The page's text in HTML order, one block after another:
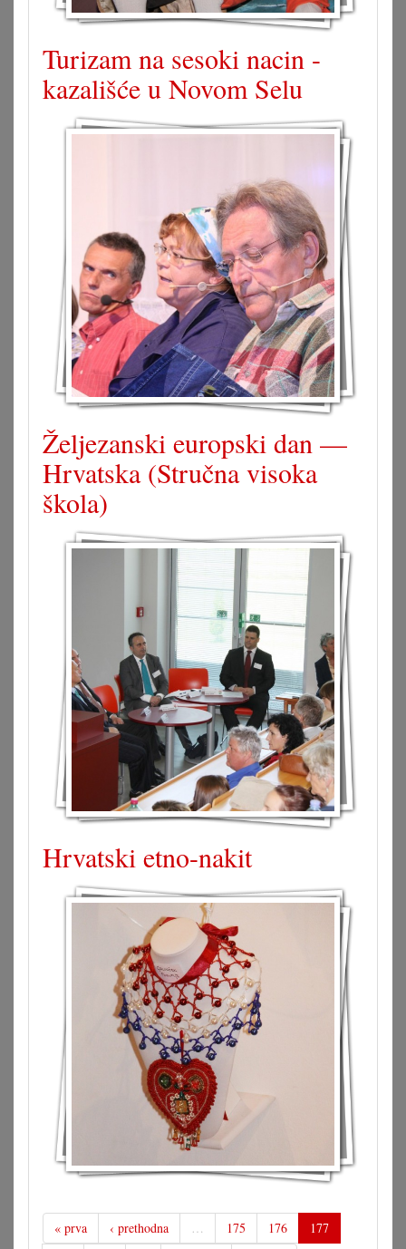
Turizam na sesoki nacin -
kazališće u Novom Selu
Željezanski europski dan —
Hrvatska (Stručna visoka
škola)
Hrvatski etno-nakit
« prva ‹ prethodna … 175 176
177